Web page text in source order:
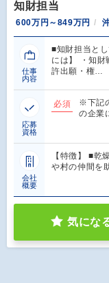
知財担当
600万円～849万円
仕事
内容
■知財担当と
には】 ・知財
許出願・権…
応募
資格
必須
※下記
の企業
会社
概要
【特徴】 ■乾
や村の仲間を
気にな